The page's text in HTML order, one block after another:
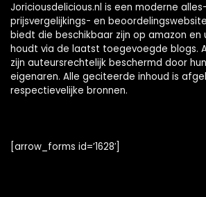
Joriciousdelicious.nl is een moderne
prijsvergelijkings- en
biedt die beschikbaar zijn op amazon en
houdt via de laatst toegevoegde blogs.
zijn auteursrechtelijk beschermd door
eigenaren. Alle geciteerde inhoud is
respectievelijke bronnen.
[arrow_forms id=’1628′]